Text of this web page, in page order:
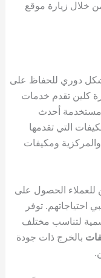
خلال زيارة موقع
دوري للحفاظ على
كلين تقدم خدمات
مستخدمة أحدث
التي تقدمها
والمركزية ومكيفات
للعملاء الحصول على
احتياجاتهم. توفر
لتناسب مختلف
بالخرج ذات جودة